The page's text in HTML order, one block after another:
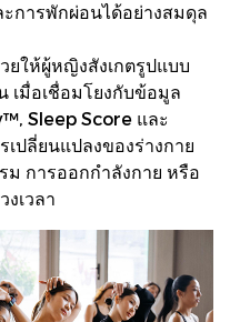
การพักผ่อนได้อย่างสมดุล
ยให้ผู้หญิงสังเกตรูปแบบ
เมื่อเชื่อมโยงกับข้อมูล
Sleep Score และ
เปลี่ยนแปลงของร่างกาย
ม การออกกำลังกาย หรือ
เวลา